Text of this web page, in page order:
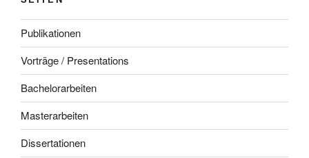
Publikationen
Vorträge / Presentations
Bachelorarbeiten
Masterarbeiten
Dissertationen